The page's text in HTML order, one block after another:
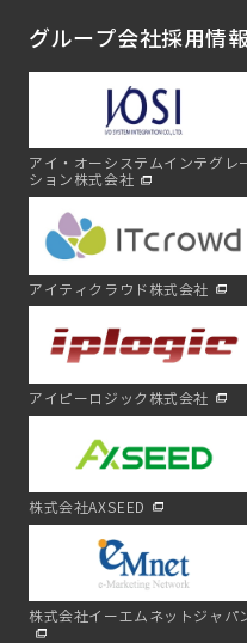
グループ会社採用情
アイ・オーシステムインテグレ
ション株式会社
アイティクラウド株式会社
アイピーロジック株式会社
株式会社AXSEED
株式会社イーエムネットジャパ